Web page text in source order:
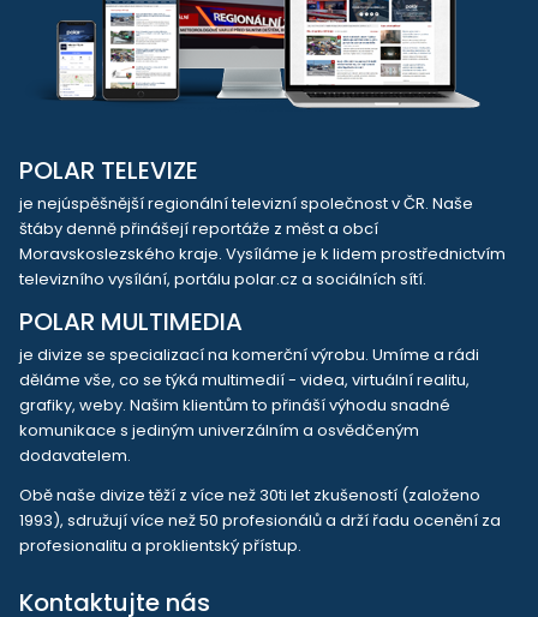
POLAR TELEVIZE
je nejúspěšnější regionální televizní společnost v ČR. Naše
štáby denně přinášejí reportáže z měst a obcí
Moravskoslezského kraje. Vysíláme je k lidem prostřednictvím
televizního vysílání, portálu polar.cz a sociálních sítí.
POLAR MULTIMEDIA
je divize se specializací na komerční výrobu. Umíme a rádi
děláme vše, co se týká multimedií - videa, virtuální realitu,
grafiky, weby. Našim klientům to přináší výhodu snadné
komunikace s jediným univerzálním a osvědčeným
dodavatelem.
Obě naše divize těží z více než 30ti let zkušeností (založeno
1993), sdružují více než 50 profesionálů a drží řadu ocenění za
profesionalitu a proklientský přístup.
Kontaktujte nás